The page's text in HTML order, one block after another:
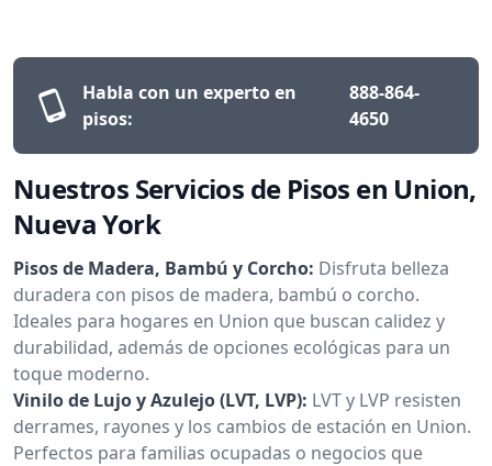
Habla con un experto en
pisos:
888-864-
4650
Nuestros Servicios de Pisos en Union,
Nueva York
Pisos de Madera, Bambú y Corcho: Disfruta belleza
duradera con pisos de madera, bambú o corcho.
Ideales para hogares en Union que buscan calidez y
durabilidad, además de opciones ecológicas para un
toque moderno.
Vinilo de Lujo y Azulejo (LVT, LVP): LVT y LVP resisten
derrames, rayones y los cambios de estación en Union.
Perfectos para familias ocupadas o negocios que